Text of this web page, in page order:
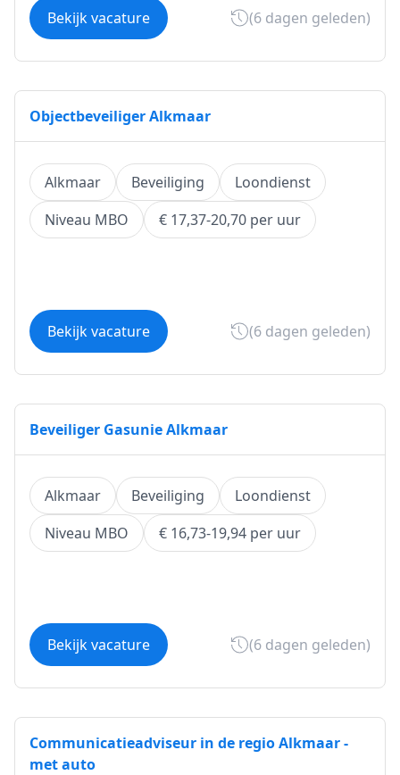
Bekijk vacature (6 dagen geleden)
Objectbeveiliger Alkmaar
Alkmaar Beveiliging
Loondienst
Niveau MBO
€ 17,37-20,70 per uur
Bekijk vacature (6 dagen geleden)
Beveiliger Gasunie Alkmaar
Alkmaar Beveiliging
Loondienst
Niveau MBO
€ 16,73-19,94 per uur
Bekijk vacature (6 dagen geleden)
Communicatieadviseur in de regio Alkmaar -
met auto